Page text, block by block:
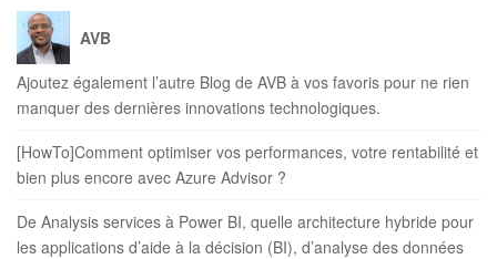
c
h
f
o
r
:
AVB
Ajoutez également l’autre Blog de AVB à vos favoris pour ne rien
manquer des dernières innovations technologiques.
[HowTo]Comment optimiser vos performances, votre rentabilité et
bien plus encore avec Azure Advisor ?
De Analysis services à Power BI, quelle architecture hybride pour
les applications d’aide à la décision (BI), d’analyse des données